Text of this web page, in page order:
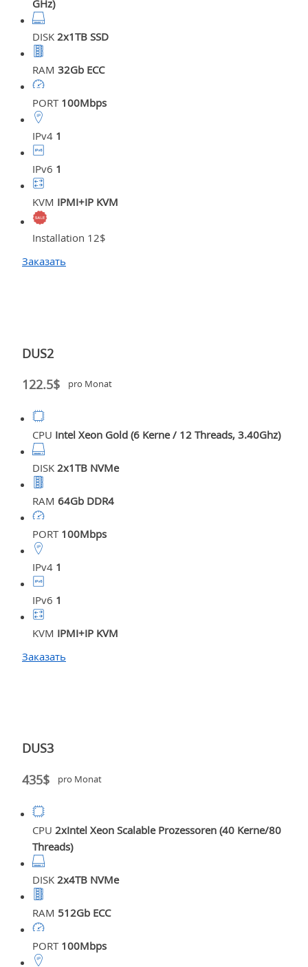
GHz)
DISK 2x1TB SSD
RAM 32Gb ECC
PORT 100Mbps
IPv4 1
IPv6 1
KVM IPMI+IP KVM
Installation 12$
Заказать
DUS2
122.5$
pro Monat
CPU Intel Xeon Gold (6 Kerne / 12 Threads, 3.40Ghz)
DISK 2x1TB NVMe
RAM 64Gb DDR4
PORT 100Mbps
IPv4 1
IPv6 1
KVM IPMI+IP KVM
Заказать
DUS3
435$
pro Monat
CPU 2xIntel Xeon Scalable Prozessoren (40 Kerne/80
Threads)
DISK 2x4TB NVMe
RAM 512Gb ECC
PORT 100Mbps